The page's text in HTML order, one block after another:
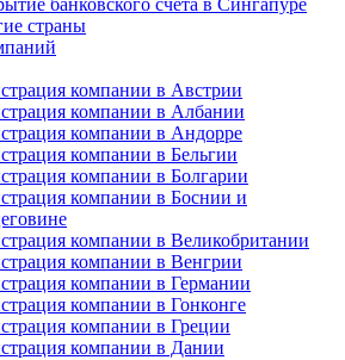
страны
компании в Австрии
компании в Албании
компании в Андорре
компании в Бельгии
компании в Болгарии
компании в Боснии и
компании в Великобритании
компании в Венгрии
компании в Германии
компании в Гонконге
компании в Греции
компании в Дании